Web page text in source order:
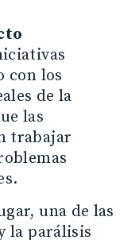
con los
de la
las
trabajar
una de las
la parálisis